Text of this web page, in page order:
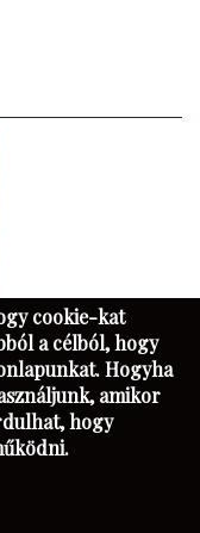
FB
cookie-kat
a célból, hogy
Hogyha
amikor
hogy